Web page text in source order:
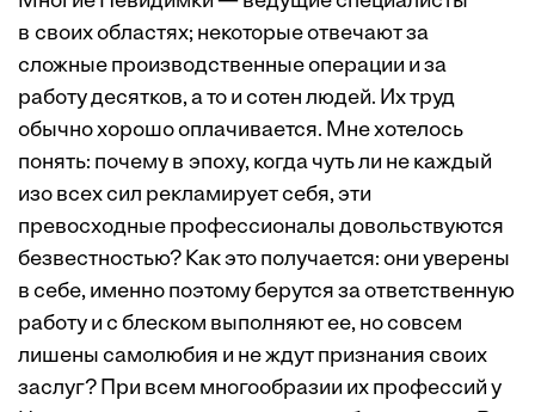
в своих областях; некоторые отвечают за
сложные производственные операции и за
работу десятков, а то и сотен людей. Их труд
обычно хорошо оплачивается. Мне хотелось
понять: почему в эпоху, когда чуть ли не каждый
изо всех сил рекламирует себя, эти
превосходные профессионалы довольствуются
безвестностью? Как это получается: они уверены
в себе, именно поэтому берутся за ответственную
работу и с блеском выполняют ее, но совсем
лишены самолюбия и не ждут признания своих
заслуг? При всем многообразии их профессий у